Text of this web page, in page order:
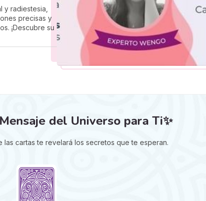
y radiestesia,
precisas y
¡Descubre su
del Universo para Ti✨
las cartas te revelará los secretos que te esperan.